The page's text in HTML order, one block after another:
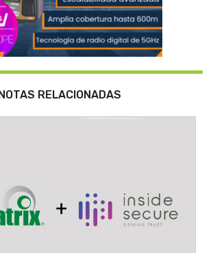
RELACIONADAS